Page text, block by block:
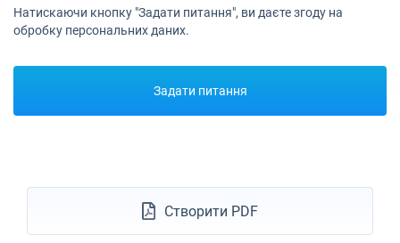
Натискаючи кнопку "Задати питання", ви даєте згоду на
обробку персональних даних.
Задати питання
Створити PDF